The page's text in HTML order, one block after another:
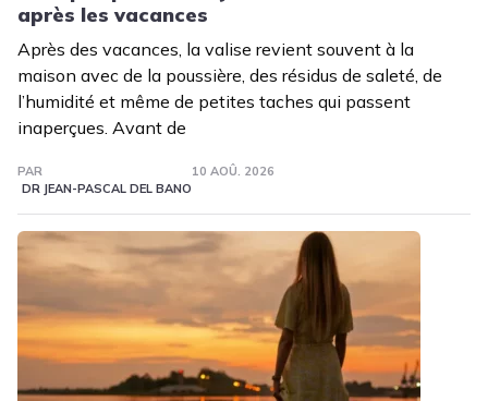
après les vacances
Après des vacances, la valise revient souvent à la
maison avec de la poussière, des résidus de saleté, de
l’humidité et même de petites taches qui passent
inaperçues. Avant de
PAR
DR JEAN-PASCAL DEL BANO
10 AOÛ. 2026